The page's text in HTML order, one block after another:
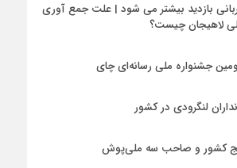
بازدید بیشتر می شود | علت جمع آوری
لاهیجان چیست؟
جشنواره ملی رسانه‌ای چای
لنگرودی در کشور
کشور و صاحب سه ملی‌پوش